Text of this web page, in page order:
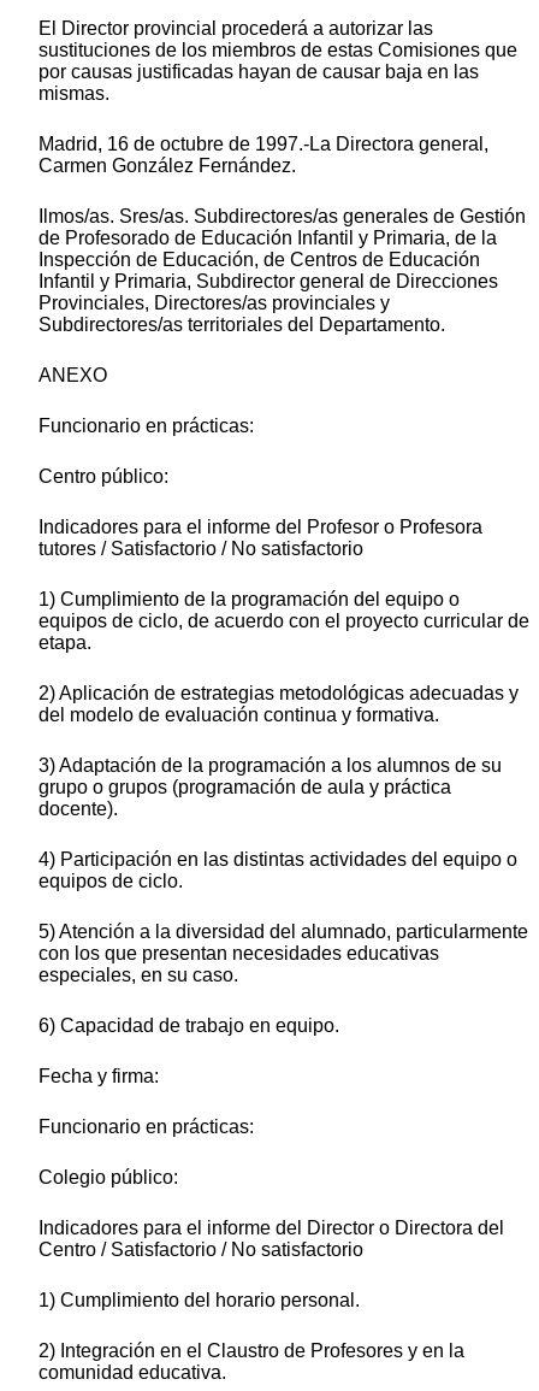
El Director provincial procederá a autorizar las
sustituciones de los miembros de estas Comisiones que
por causas justificadas hayan de causar baja en las
mismas.
Madrid, 16 de octubre de 1997.-La Directora general,
Carmen González Fernández.
Ilmos/as. Sres/as. Subdirectores/as generales de Gestión
de Profesorado de Educación Infantil y Primaria, de la
Inspección de Educación, de Centros de Educación
Infantil y Primaria, Subdirector general de Direcciones
Provinciales, Directores/as provinciales y
Subdirectores/as territoriales del Departamento.
ANEXO
Funcionario en prácticas:
Centro público:
Indicadores para el informe del Profesor o Profesora
tutores / Satisfactorio / No satisfactorio
1) Cumplimiento de la programación del equipo o
equipos de ciclo, de acuerdo con el proyecto curricular de
etapa.
2) Aplicación de estrategias metodológicas adecuadas y
del modelo de evaluación continua y formativa.
3) Adaptación de la programación a los alumnos de su
grupo o grupos (programación de aula y práctica
docente).
4) Participación en las distintas actividades del equipo o
equipos de ciclo.
5) Atención a la diversidad del alumnado, particularmente
con los que presentan necesidades educativas
especiales, en su caso.
6) Capacidad de trabajo en equipo.
Fecha y firma:
Funcionario en prácticas:
Colegio público:
Indicadores para el informe del Director o Directora del
Centro / Satisfactorio / No satisfactorio
1) Cumplimiento del horario personal.
2) Integración en el Claustro de Profesores y en la
comunidad educativa.